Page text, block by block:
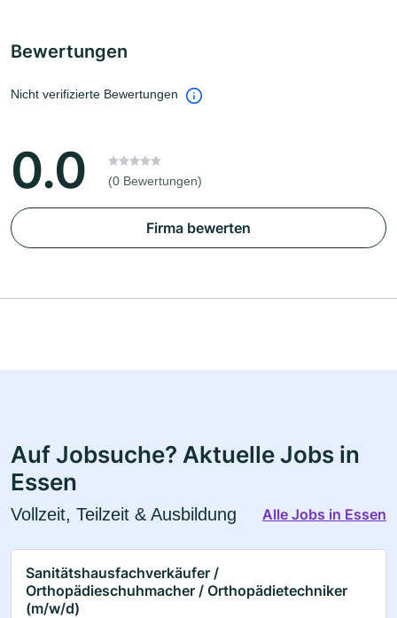
Bewertungen
Nicht verifizierte Bewertungen
0.0 (0 Bewertungen)
Firma bewerten
Auf Jobsuche? Aktuelle Jobs in
Essen
Vollzeit, Teilzeit & Ausbildung Alle Jobs in Essen
Sanitätshausfachverkäufer /
Orthopädieschuhmacher / Orthopädietechniker
(m/w/d)